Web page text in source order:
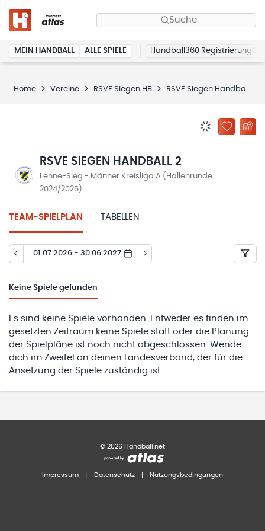
Suche
MEIN HANDBALL ALLE SPIELE Handball360 Registrierung
Home Vereine RSVE Siegen HB RSVE Siegen Handball 2
ZU
RSVE SIEGEN HANDBALL 2
Lenne-Sieg - Männer Kreisliga A (Hallenrunde
2024/2025)
TEAM-SPIELPLAN TABELLEN
01.07.2026 - 30.06.2027
Keine Spiele gefunden
Es sind keine Spiele vorhanden. Entweder es finden im
gesetzten Zeitraum keine Spiele statt oder die Planung
der Spielpläne ist noch nicht abgeschlossen. Wende
dich im Zweifel an deinen Landesverband, der für die
Ansetzung der Spiele zuständig ist.
© 2026 Handball.net
Impressum Datenschutz Nutzungsbedingungen